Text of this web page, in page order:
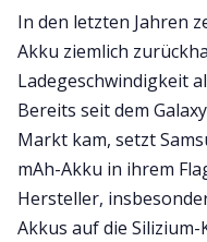
In den letzten Jahren
Akku ziemlich
Ladegeschwindigkeit
Bereits seit dem
Markt kam, setzt
mAh-Akku in ihrem
Hersteller,
Akkus auf die